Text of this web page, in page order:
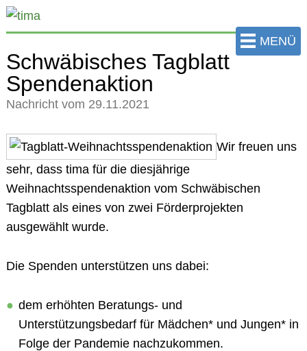
zum
Hauptinhalt
Seite
springen
MENÜ
Schwäbisches Tagblatt
Spendenaktion
Nachricht vom 29.11.2021
Wir freuen uns
sehr, dass tima für die diesjährige
Weihnachtsspendenaktion vom Schwäbischen
Tagblatt als eines von zwei Förderprojekten
ausgewählt wurde.
Die Spenden unterstützen uns dabei:
dem erhöhten Beratungs- und
Unterstützungsbedarf für Mädchen* und Jungen* in
Folge der Pandemie nachzukommen.